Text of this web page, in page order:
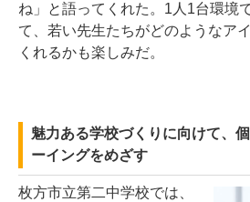
ね」と語ってくれた。1人1台環境
て、若い先生たちがどのようなア
くれるかも楽しみだ。
魅力ある学校づくりに向けて、
ーイングをめざす
枚方市立第二中学校では、